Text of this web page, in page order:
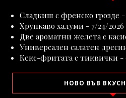
Сладкиш с френско грозде
Хрупкаво халуми - 7/24/2026
Две ароматни желета с
Универсален салатен
Кекс-фритата с тиквички -
НОВО ВЪВ